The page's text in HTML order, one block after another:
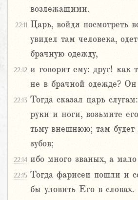
возлежащими.
22:11 Царь, войдя посмотреть
увидел там человека,
брачную одежду,
22:12 и говорит ему: друг! как
не в брачной одежде?
22:13 Тогда сказал царь
руки и ноги, возьмите
тьму внешнюю; там будет
зубов;
22:14 ибо много званых, а
22:15 Тогда фарисеи пошли и
бы уловить Его в словах.